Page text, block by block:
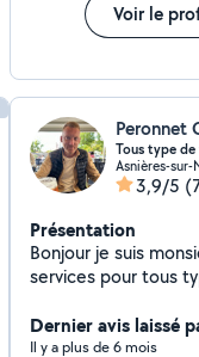
Voir le
Peronnet
Tous type
3,9/5
Présentation
Bonjour je suis
services pour tous
contacter
Dernier avis laissé
Il y a plus de 6 mois